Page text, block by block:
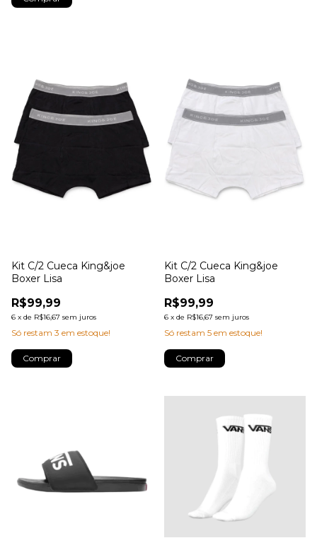
Kit C/2 Cueca King&joe
Boxer Lisa
R$99,99
6 x de R$16,67 sem juros
Só restam 3 em estoque!
Comprar
Kit C/2 Cueca King&joe
Boxer Lisa
R$99,99
6 x de R$16,67 sem juros
Só restam 5 em estoque!
Comprar